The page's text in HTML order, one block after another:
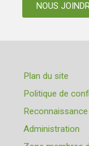
NOUS
Plan du site
Politique de
Administration